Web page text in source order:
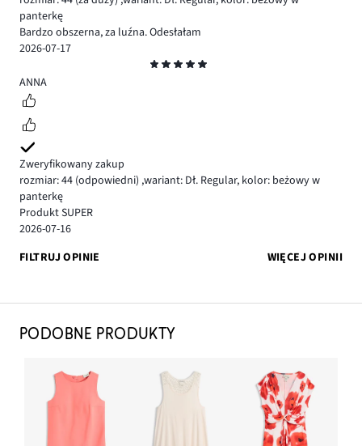
panterkę
Bardzo obszerna, za luźna. Odesłałam
2026-07-17
5
ANNA
Zweryfikowany zakup
rozmiar: 44 (odpowiedni) ,wariant: Dł. Regular, kolor: beżowy w
panterkę
Produkt SUPER
2026-07-16
FILTRUJ OPINIE
WIĘCEJ OPINII
PODOBNE PRODUKTY